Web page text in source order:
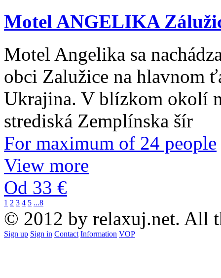
Motel ANGELIKA
Motel Angelika sa
obci Zalužice na hlavnom
Ukrajina. V blízkom okolí
strediská Zemplínska šír
For maximum of 24 people
View more
Od 33 €
1 2 3 4 5 ...8
© 2012 by relaxuj.net. All
Sign up Sign in Contact Information VOP